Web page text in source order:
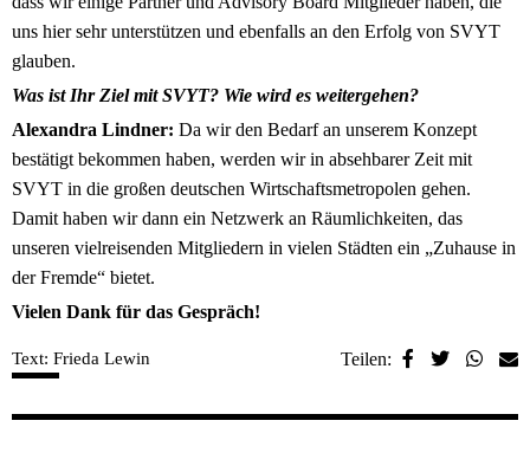
uns hier sehr unterstützen und ebenfalls an den Erfolg von SVYT
glauben.
Was ist Ihr Ziel mit SVYT? Wie wird es weitergehen?
Alexandra Lindner: Da wir den Bedarf an unserem Konzept
bestätigt bekommen haben, werden wir in absehbarer Zeit mit
SVYT in die großen deutschen Wirtschaftsmetropolen gehen.
Damit haben wir dann ein Netzwerk an Räumlichkeiten, das
unseren vielreisenden Mitgliedern in vielen Städten ein „Zuhause in
der Fremde“ bietet.
Vielen Dank für das Gespräch!
Text: Frieda Lewin Teilen: